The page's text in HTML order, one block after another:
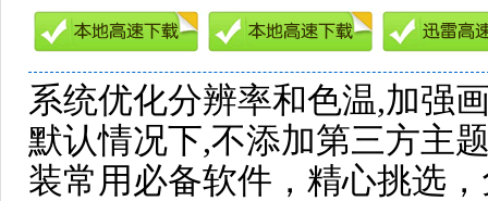
系统优化分辨率和色温,加强
默认情况下,不添加第三方主
装常用必备软件，精心挑选